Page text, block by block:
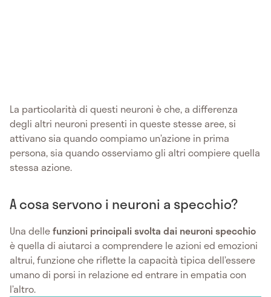
La particolarità di questi neuroni è che, a differenza
degli altri neuroni presenti in queste stesse aree, si
attivano sia quando compiamo un’azione in prima
persona, sia quando osserviamo gli altri compiere quella
stessa azione.
A cosa servono i neuroni a specchio?
Una dellefunzioni principali svolta dai neuroni specchio
è quella di aiutarci a comprendere le azioni ed emozioni
altrui, funzione che riflette la capacità tipica dell’essere
umano di porsi in relazione ed entrare in empatia con
l’altro.